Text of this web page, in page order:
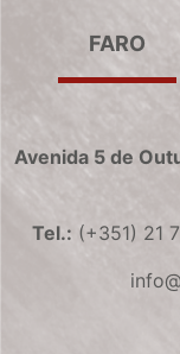
FARO
Avenida 5 de
Tel.: (+351) 21